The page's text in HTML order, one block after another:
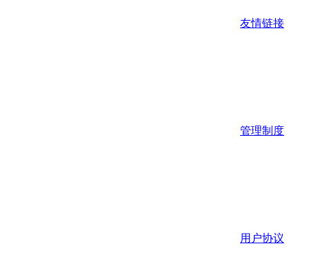
友情链接
管理制度
用户协议